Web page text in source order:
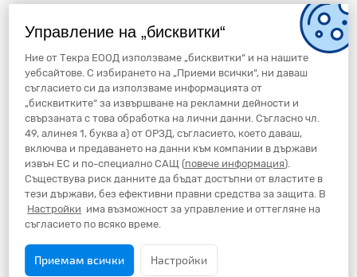
Управление на „бисквитки“
Ние от Текра ЕООД използваме „бисквитки“ и на нашите
уебсайтове. С избирането на „Приеми всички“, ни даваш
съгласието си да използваме информацията от
„бисквитките“ за извършване на рекламни дейности и
свързаната с това обработка на лични данни. Съгласно чл.
49, алинея 1, буква а) от ОРЗД, съгласието, което даваш,
включва и предаването на данни към компании в държави
извън ЕС и по-специално САЩ (повече информация).
Съществува риск данните да бъдат достъпни от властите в
тези държави, без ефективни правни средства за защита. В
Настройки има възможност за управление и оттегляне на
съгласието по всяко време.
Приемам всички Настройки